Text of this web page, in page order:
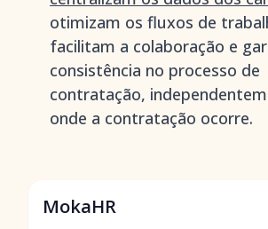
otimizam os fluxos de
facilitam a colaboração e
consistência no processo de
contratação,
onde a contratação ocorre.
MokaHR